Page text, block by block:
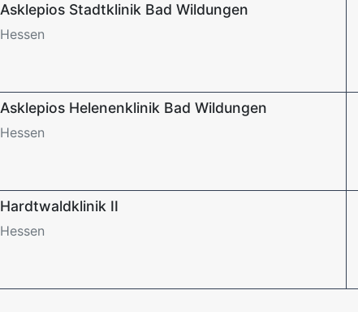
Asklepios Stadtklinik Bad Wildungen
Hessen
Asklepios Helenenklinik Bad Wildungen
Hessen
Hardtwaldklinik II
Hessen